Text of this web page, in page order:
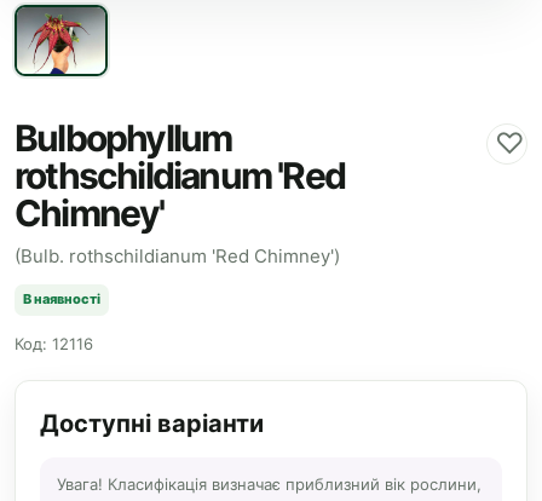
Bulbophyllum
rothschildianum 'Red
Chimney'
♡
(Bulb. rothschildianum 'Red Chimney')
В наявності
Код: 12116
Доступні варіанти
Увага! Класифікація визначає приблизний вік рослини,